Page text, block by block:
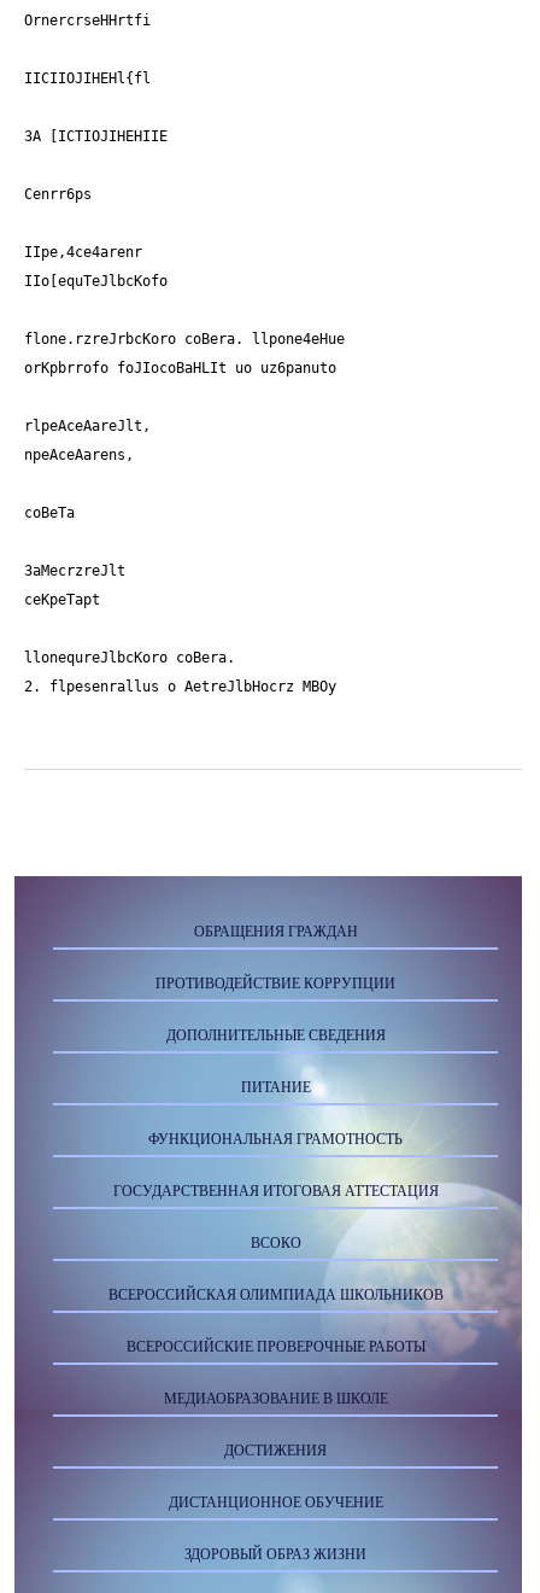
OrnercrseHHrtfi
IICIIOJIHEHl{fl
3A [ICTIOJIHEHIIE
Cenrr6ps
IIpe,4ce4arenr
IIo[equTeJlbcKofo
flone.rzreJrbcKoro coBera. llpone4eHue
orKpbrrofo foJIocoBaHLIt uo uz6panuto
rlpeAceAareJlt,
npeAceAarens,
coBeTa
3aMecrzreJlt
ceKpeTapt
llonequreJlbcKoro coBera.
2. flpesenrallus o AetreJlbHocrz MBOy
ОБРАЩЕНИЯ ГРАЖДАН
ПРОТИВОДЕЙСТВИЕ КОРРУПЦИИ
ДОПОЛНИТЕЛЬНЫЕ СВЕДЕНИЯ
ПИТАНИЕ
ФУНКЦИОНАЛЬНАЯ ГРАМОТНОСТЬ
ГОСУДАРСТВЕННАЯ ИТОГОВАЯ АТТЕСТАЦИЯ
ВСОКО
ВСЕРОССИЙСКАЯ ОЛИМПИАДА ШКОЛЬНИКОВ
ВСЕРОССИЙСКИЕ ПРОВЕРОЧНЫЕ РАБОТЫ
МЕДИАОБРАЗОВАНИЕ В ШКОЛЕ
ДОСТИЖЕНИЯ
ДИСТАНЦИОННОЕ ОБУЧЕНИЕ
ЗДОРОВЫЙ ОБРАЗ ЖИЗНИ